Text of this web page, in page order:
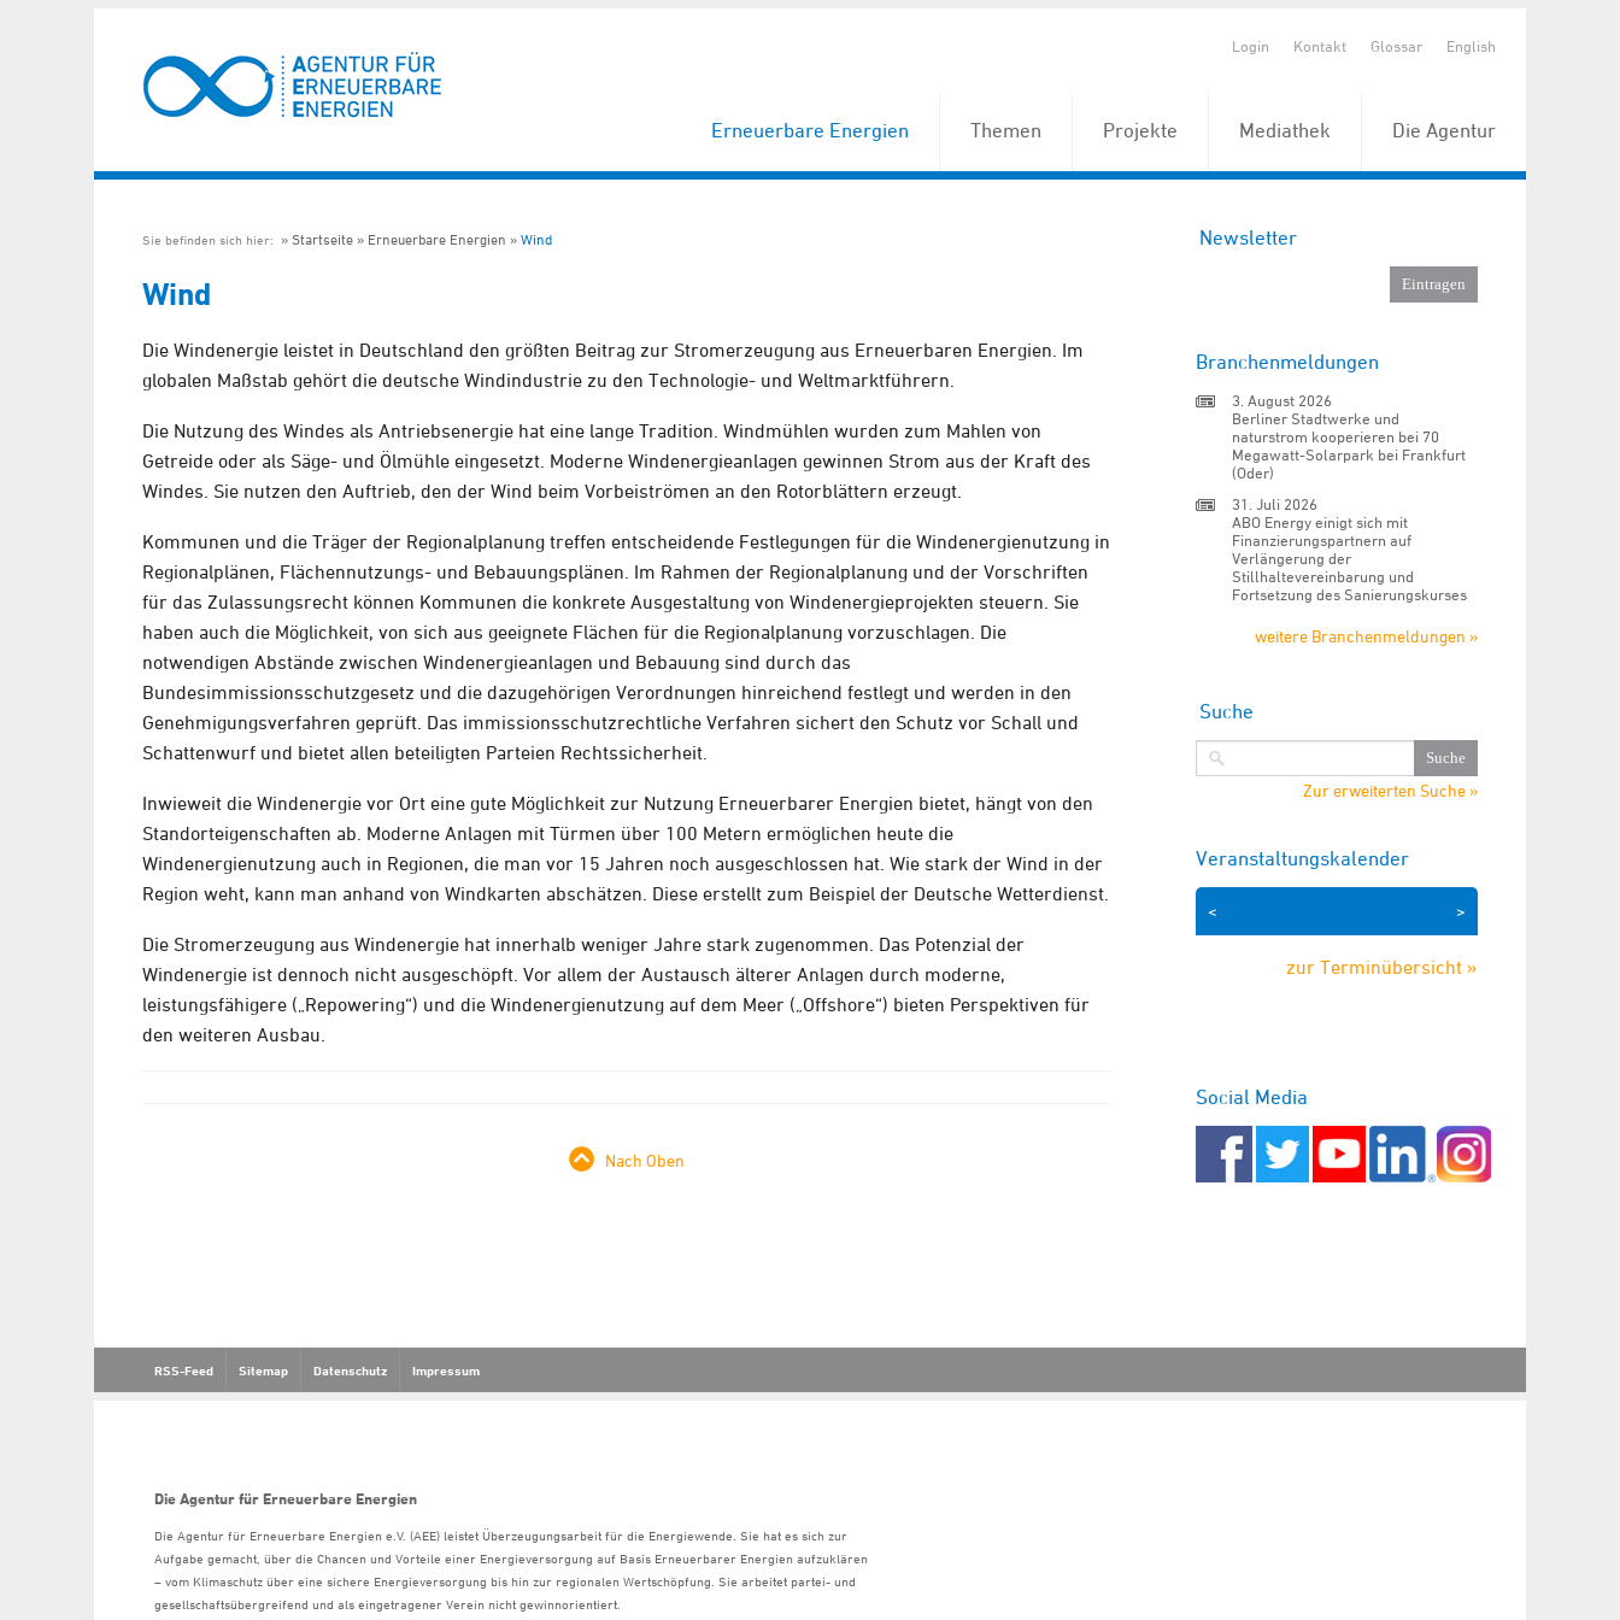
Login Kontakt Glossar English
Erneuerbare Energien Themen Projekte Mediathek Die Agentur
Sie befinden sich hier: Startseite Erneuerbare Energien Wind
Wind
Die Windenergie leistet in Deutschland den größten Beitrag zur Stromerzeugung aus Erneuerbaren Energien. Im
globalen Maßstab gehört die deutsche Windindustrie zu den Technologie- und Weltmarktführern.
Die Nutzung des Windes als Antriebsenergie hat eine lange Tradition. Windmühlen wurden zum Mahlen von
Getreide oder als Säge- und Ölmühle eingesetzt. Moderne Windenergieanlagen gewinnen Strom aus der Kraft des
Windes. Sie nutzen den Auftrieb, den der Wind beim Vorbeiströmen an den Rotorblättern erzeugt.
Kommunen und die Träger der Regionalplanung treffen entscheidende Festlegungen für die Windenergienutzung in
Regionalplänen, Flächennutzungs- und Bebauungsplänen. Im Rahmen der Regionalplanung und der Vorschriften
für das Zulassungsrecht können Kommunen die konkrete Ausgestaltung von Windenergieprojekten steuern. Sie
haben auch die Möglichkeit, von sich aus geeignete Flächen für die Regionalplanung vorzuschlagen. Die
notwendigen Abstände zwischen Windenergieanlagen und Bebauung sind durch das
Bundesimmissionsschutzgesetz und die dazugehörigen Verordnungen hinreichend festlegt und werden in den
Genehmigungsverfahren geprüft. Das immissionsschutzrechtliche Verfahren sichert den Schutz vor Schall und
Schattenwurf und bietet allen beteiligten Parteien Rechtssicherheit.
Inwieweit die Windenergie vor Ort eine gute Möglichkeit zur Nutzung Erneuerbarer Energien bietet, hängt von den
Standorteigenschaften ab. Moderne Anlagen mit Türmen über 100 Metern ermöglichen heute die
Windenergienutzung auch in Regionen, die man vor 15 Jahren noch ausgeschlossen hat. Wie stark der Wind in der
Region weht, kann man anhand von Windkarten abschätzen. Diese erstellt zum Beispiel der Deutsche Wetterdienst.
Die Stromerzeugung aus Windenergie hat innerhalb weniger Jahre stark zugenommen. Das Potenzial der
Windenergie ist dennoch nicht ausgeschöpft. Vor allem der Austausch älterer Anlagen durch moderne,
leistungsfähigere („Repowering“) und die Windenergienutzung auf dem Meer („Offshore“) bieten Perspektiven für
den weiteren Ausbau.
Nach Oben
Newsletter
Branchenmeldungen
3. August 2026
Berliner Stadtwerke und
naturstrom kooperieren bei 70
Megawatt-Solarpark bei Frankfurt
(Oder)
31. Juli 2026
ABO Energy einigt sich mit
Finanzierungspartnern auf
Verlängerung der
Stillhaltevereinbarung und
Fortsetzung des Sanierungskurses
weitere Branchenmeldungen »
Suche
Zur erweiterten Suche »
Veranstaltungskalender
>
<
zur Terminübersicht »
Social Media
RSS-Feed Sitemap Datenschutz Impressum
Die Agentur für Erneuerbare Energien
Die Agentur für Erneuerbare Energien e.V. (AEE) leistet Überzeugungsarbeit für die Energiewende. Sie hat es sich zur
Aufgabe gemacht, über die Chancen und Vorteile einer Energieversorgung auf Basis Erneuerbarer Energien aufzuklären
– vom Klimaschutz über eine sichere Energieversorgung bis hin zur regionalen Wertschöpfung. Sie arbeitet partei- und
gesellschaftsübergreifend und als eingetragener Verein nicht gewinnorientiert.